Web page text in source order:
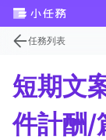
任務列表
短期文
件計酬/